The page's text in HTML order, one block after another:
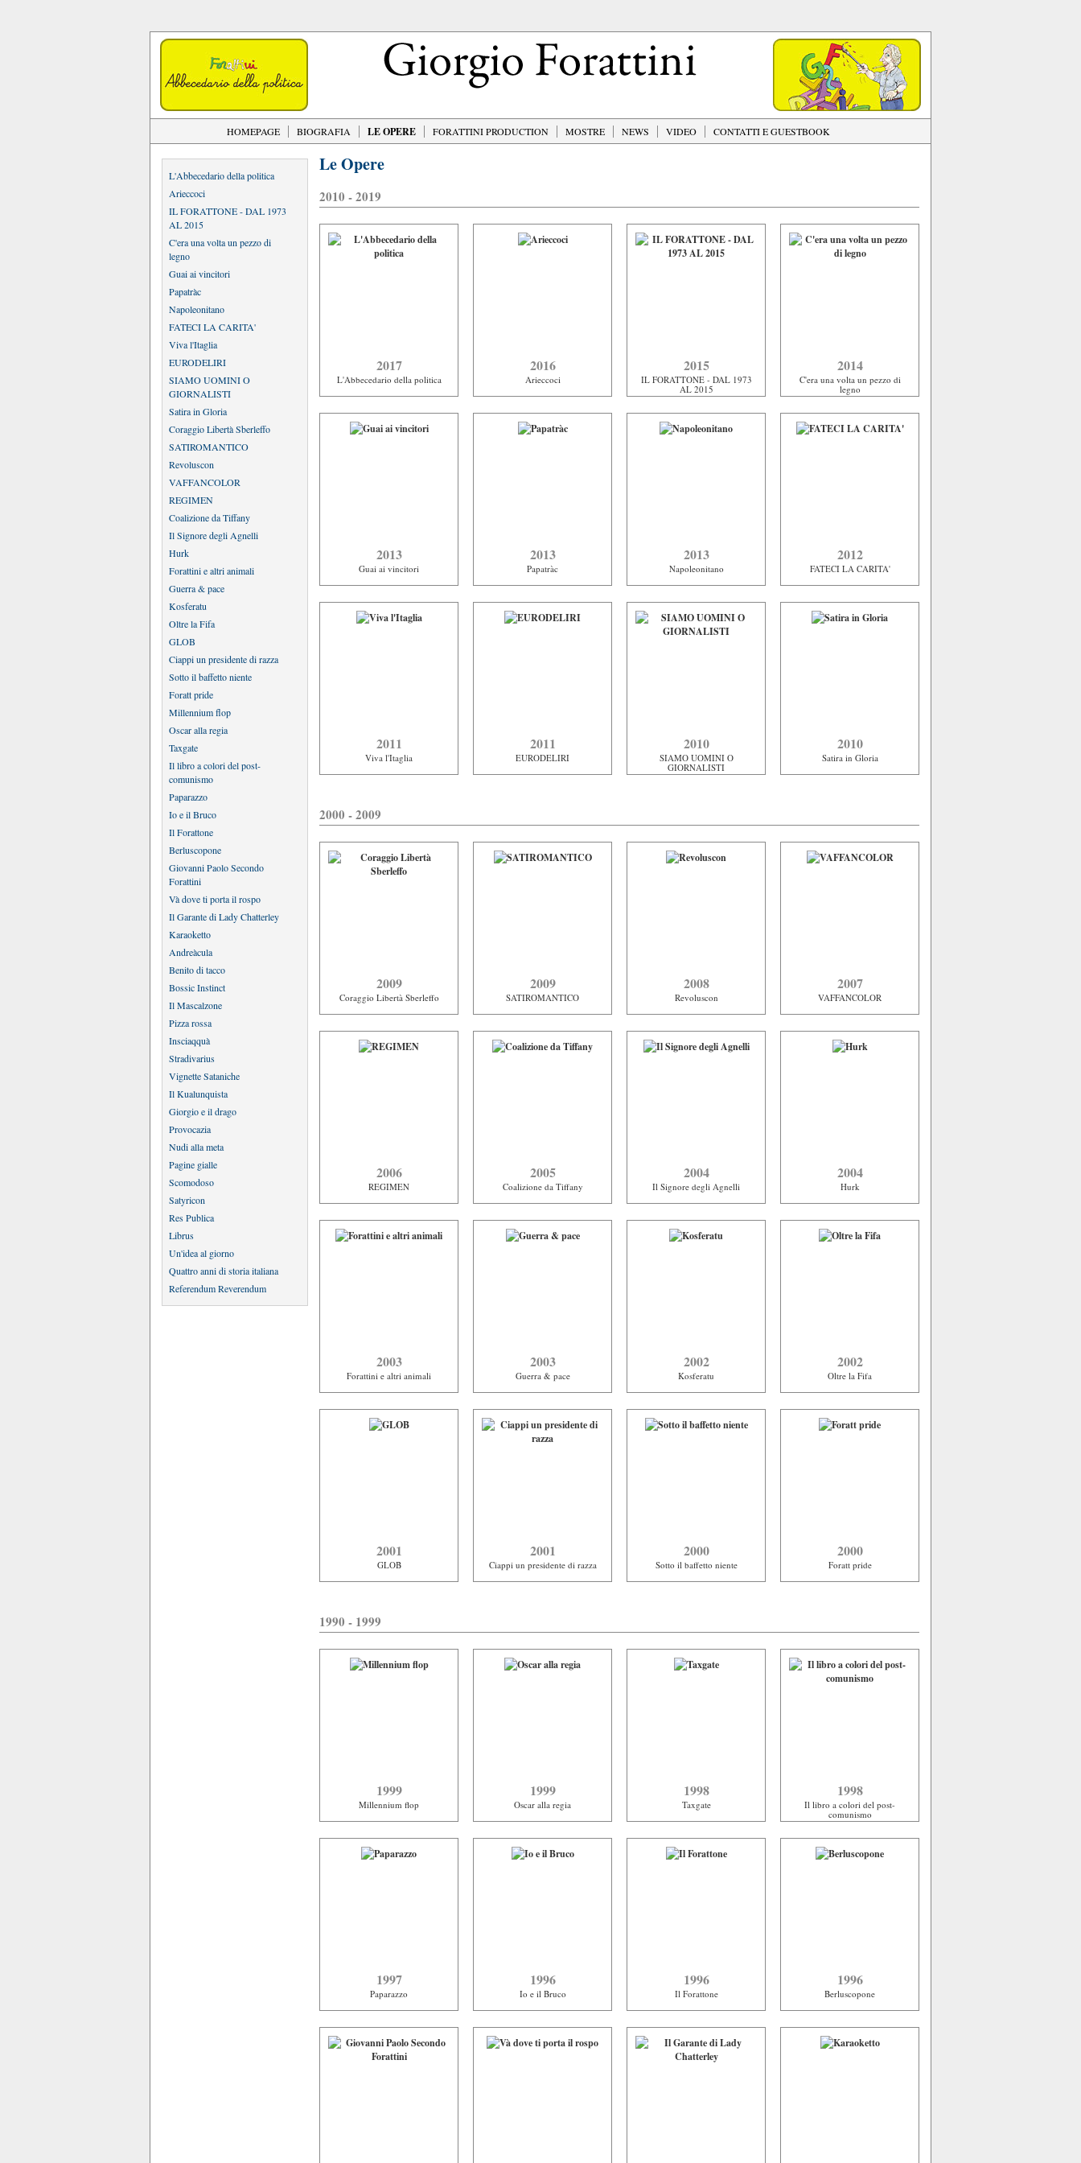
HOMEPAGE BIOGRAFIA LE OPERE FORATTINI PRODUCTION MOSTRE NEWS VIDEO CONTATTI E GUESTBOOK
L'Abbecedario della politica
Arieccoci
IL FORATTONE - DAL 1973
AL 2015
C'era una volta un pezzo di
legno
Guai ai vincitori
Papatràc
Napoleonitano
FATECI LA CARITA'
Viva l'Itaglia
EURODELIRI
SIAMO UOMINI O
GIORNALISTI
Satira in Gloria
Coraggio Libertà Sberleffo
SATIROMANTICO
Revoluscon
VAFFANCOLOR
REGIMEN
Coalizione da Tiffany
Il Signore degli Agnelli
Hurk
Forattini e altri animali
Guerra & pace
Kosferatu
Oltre la Fifa
GLOB
Ciappi un presidente di razza
Sotto il baffetto niente
Foratt pride
Millennium flop
Oscar alla regia
Taxgate
Il libro a colori del post-
comunismo
Paparazzo
Io e il Bruco
Il Forattone
Berluscopone
Giovanni Paolo Secondo
Forattini
Và dove ti porta il rospo
Il Garante di Lady Chatterley
Karaoketto
Andreàcula
Benito di tacco
Bossic Instinct
Il Mascalzone
Pizza rossa
Insciaqquà
Stradivarius
Vignette Sataniche
Il Kualunquista
Giorgio e il drago
Provocazia
Nudi alla meta
Pagine gialle
Scomodoso
Satyricon
Res Publica
Librus
Un'idea al giorno
Quattro anni di storia italiana
Referendum Reverendum
Le Opere
2010 - 2019
2017
L'Abbecedario della politica
2016
Arieccoci
2015
IL FORATTONE - DAL 1973
AL 2015
2014
C'era una volta un pezzo di
legno
2013
Guai ai vincitori
2013
Papatràc
2013
Napoleonitano
2012
FATECI LA CARITA'
2011
Viva l'Itaglia
2011
EURODELIRI
2010
SIAMO UOMINI O
GIORNALISTI
2010
Satira in Gloria
2000 - 2009
2009
Coraggio Libertà Sberleffo
2009
SATIROMANTICO
2008
Revoluscon
2007
VAFFANCOLOR
2006
REGIMEN
2005
Coalizione da Tiffany
2004
Il Signore degli Agnelli
2004
Hurk
2003
Forattini e altri animali
2003
Guerra & pace
2002
Kosferatu
2002
Oltre la Fifa
2001
GLOB
2001
Ciappi un presidente di razza
2000
Sotto il baffetto niente
2000
Foratt pride
1990 - 1999
1999
Millennium flop
1999
Oscar alla regia
1998
Taxgate
1998
Il libro a colori del post-
comunismo
1997
Paparazzo
1996
Io e il Bruco
1996
Il Forattone
1996
Berluscopone